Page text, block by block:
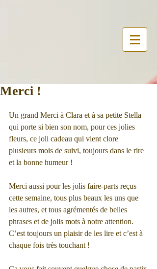
Merci !
Un grand Merci à Clara et à sa petite Stella
qui porte si bien son nom, pour ces jolies
fleurs, ce joli cadeau qui vient clore
plusieurs mois de suivi, toujours dans le rire
et la bonne humeur !
Merci aussi pour les jolis faire-parts reçus
cette semaine, tous plus beaux les uns que
les autres, et tous agrémentés de belles
phrases et de jolis mots à notre attention.
C’est toujours un plaisir de les lire et c’est à
chaque fois très touchant !